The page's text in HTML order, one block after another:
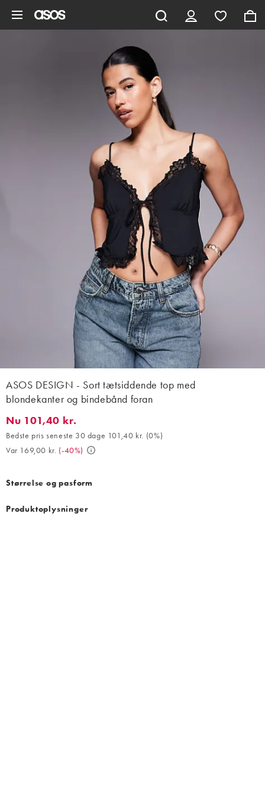
ASOS DESIGN - Sort tætsiddende top med
blondekanter og bindebånd foran
Nu 101,40 kr.. Bedste pris seneste 30 dage 101,40 kr. (0%). Var
Nu 101,40 kr.
Bedste pris seneste 30 dage 101,40 kr. (0%)
Var 169,00 kr. (-40%)
Størrelse og pasform
Produktoplysninger